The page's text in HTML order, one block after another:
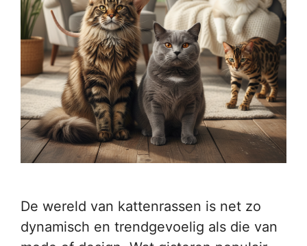
De wereld van kattenrassen is net zo
dynamisch en trendgevoelig als die van